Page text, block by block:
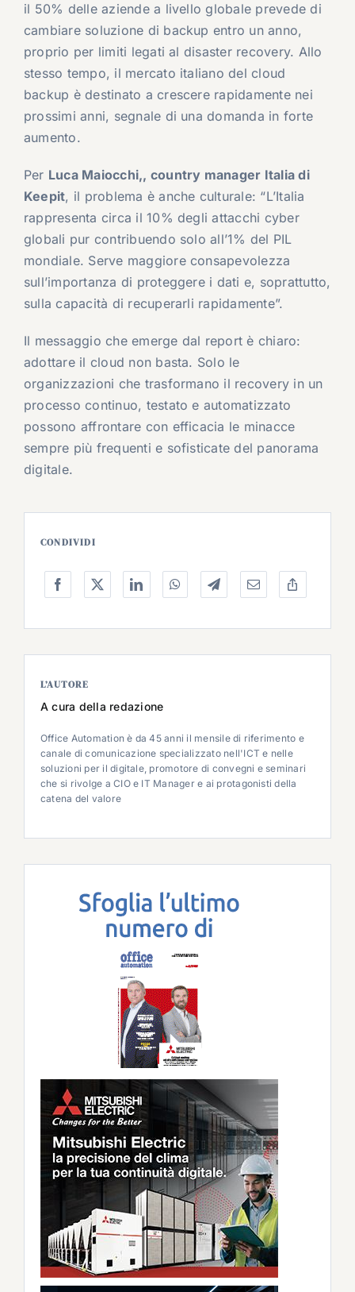
il 50% delle aziende a livello globale prevede di
cambiare soluzione di backup entro un anno,
proprio per limiti legati al disaster recovery. Allo
stesso tempo, il mercato italiano del cloud
backup è destinato a crescere rapidamente nei
prossimi anni, segnale di una domanda in forte
aumento.
Per Luca Maiocchi,, country manager Italia di
Keepit, il problema è anche culturale: “L’Italia
rappresenta circa il 10% degli attacchi cyber
globali pur contribuendo solo all’1% del PIL
mondiale. Serve maggiore consapevolezza
sull’importanza di proteggere i dati e, soprattutto,
sulla capacità di recuperarli rapidamente”.
Il messaggio che emerge dal report è chiaro:
adottare il cloud non basta. Solo le
organizzazioni che trasformano il recovery in un
processo continuo, testato e automatizzato
possono affrontare con efficacia le minacce
sempre più frequenti e sofisticate del panorama
digitale.
CONDIVIDI
L’AUTORE
A cura della redazione
Office Automation è da 45 anni il mensile di riferimento e
canale di comunicazione specializzato nell'ICT e nelle
soluzioni per il digitale, promotore di convegni e seminari
che si rivolge a CIO e IT Manager e ai protagonisti della
catena del valore